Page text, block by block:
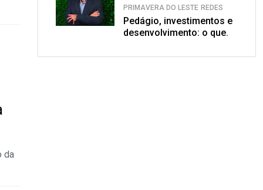
da
PRIMAVERA DO LESTE REDES
Pedágio, investimentos e
desenvolvimento: o que.